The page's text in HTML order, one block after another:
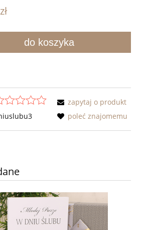
do koszyka
zapytaj o produkt
poleć znajomemu